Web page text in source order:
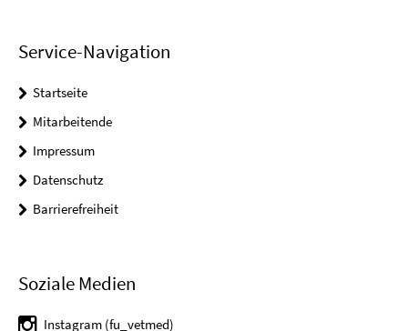
Service-Navigation
Startseite
Mitarbeitende
Impressum
Datenschutz
Barrierefreiheit
Soziale Medien
Instagram (fu_vetmed)